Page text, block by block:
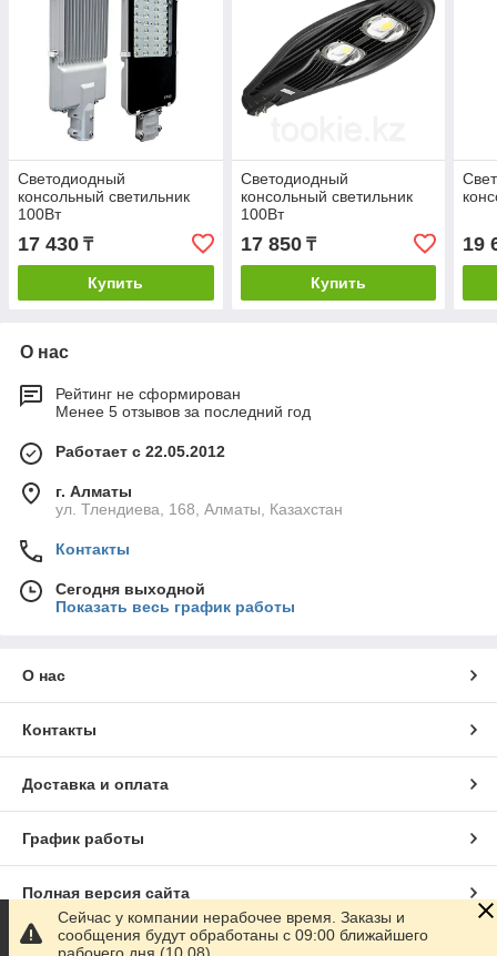
Светодиодный
консольный светильник
100Вт
17 430 ₸
Купить
Светодиодный
консольный светильник
100Вт
17 850₸
Купить
19
О нас
Рейтинг не сформирован
Менее 5 отзывов за последний год
Работает с 22.05.2012
г. Алматы
ул. Тлендиева, 168, Алматы, Казахстан
Контакты
Сегодня выходной
Показать весь график работы
О нас
Контакты
Доставка и оплата
График работы
Полная версия сайта
Сайт создан на маркетплейсе
Сейчас у компании нерабочее время. Заказы и
сообщения будут обработаны с 09:00 ближайшего